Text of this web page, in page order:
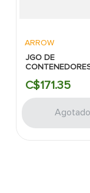
ARROW
JGO DE
ARROW HMP
C$171.35
Agotado